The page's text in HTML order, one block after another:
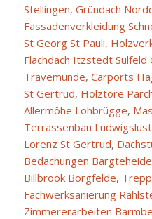
Stellingen, Gründach
Fassadenverkleidung
St Georg St Pauli,
Flachdach Itzstedt Sülfeld
Travemünde, Carports
St Gertrud, Holztore
Allermöhe Lohbrügge,
Terrassenbau Ludwigslust
Lorenz St Gertrud,
Bedachungen Bargteheide
Billbrook Borgfelde,
Fachwerksanierung
Zimmererarbeiten